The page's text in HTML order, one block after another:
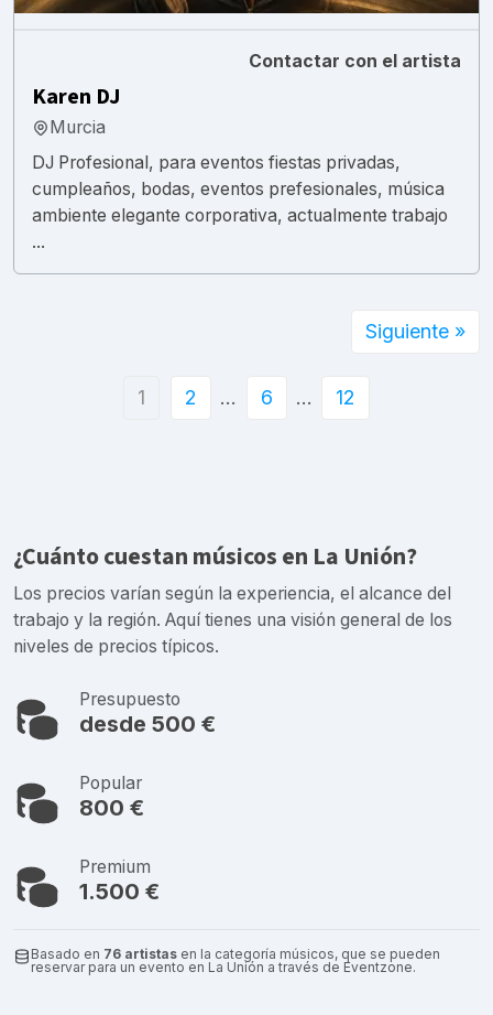
Contactar con el artista
Karen DJ
Murcia
DJ Profesional, para eventos fiestas privadas,
cumpleaños, bodas, eventos prefesionales, música
ambiente elegante corporativa, actualmente trabajo
...
1 2 … 6 … 12
Siguiente »
¿Cuánto cuestan músicos en La Unión?
Los precios varían según la experiencia, el alcance del
trabajo y la región. Aquí tienes una visión general de los
niveles de precios típicos.
Presupuesto
desde 500 €
Popular
800 €
Premium
1.500 €
Basado en 76 artistas en la categoría músicos, que se pueden
reservar para un evento en La Unión a través de Eventzone.